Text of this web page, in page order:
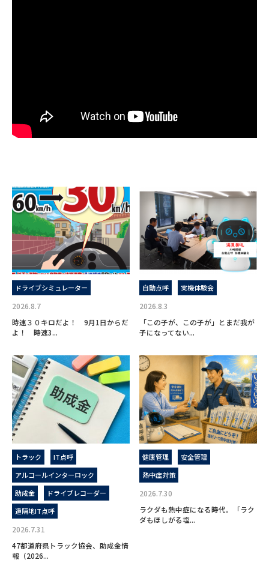
ドライブシミュレーター
2026.8.7
時速３０キロだよ！ 9月1日からだ
よ！ 時速3...
自動点呼 実機体験会
2026.8.3
「この子が、この子が」とまだ我が
子になってない...
トラック
IT点呼
アルコールインターロック
助成金
ドライブレコーダー
遠隔地IT点呼
2026.7.31
47都道府県トラック協会、助成金情
報（2026...
健康管理
安全管理
熱中症対策
2026.7.30
ラクダも熱中症になる時代。「ラク
ダもほしがる塩...